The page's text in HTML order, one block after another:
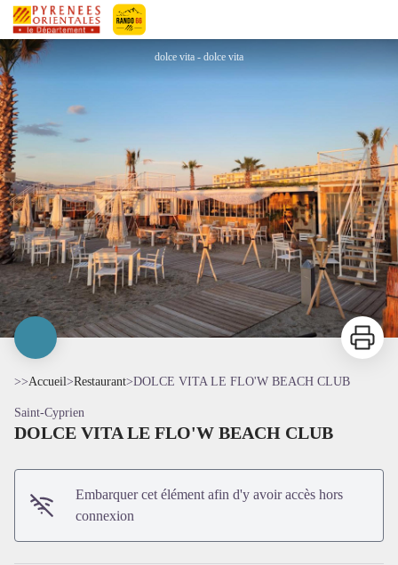
Pyrénées-Orientales Le Département
DOLCE VITA LE FLO'W BEACH CLUB
dolce vita - dolce vita
Voir l'image en plein écran
Imprimer
>>Accueil>Restaurant>DOLCE VITA LE FLO'W BEACH CLUB
Saint-Cyprien
DOLCE VITA LE FLO'W BEACH CLUB
Embarquer cet élément afin d'y avoir accès hors
connexion